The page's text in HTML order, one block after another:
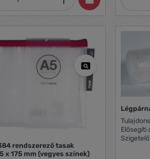
rendszerező tasak
x 175 mm (vegyes színek)
Tulajdonságok:
Elősegíti